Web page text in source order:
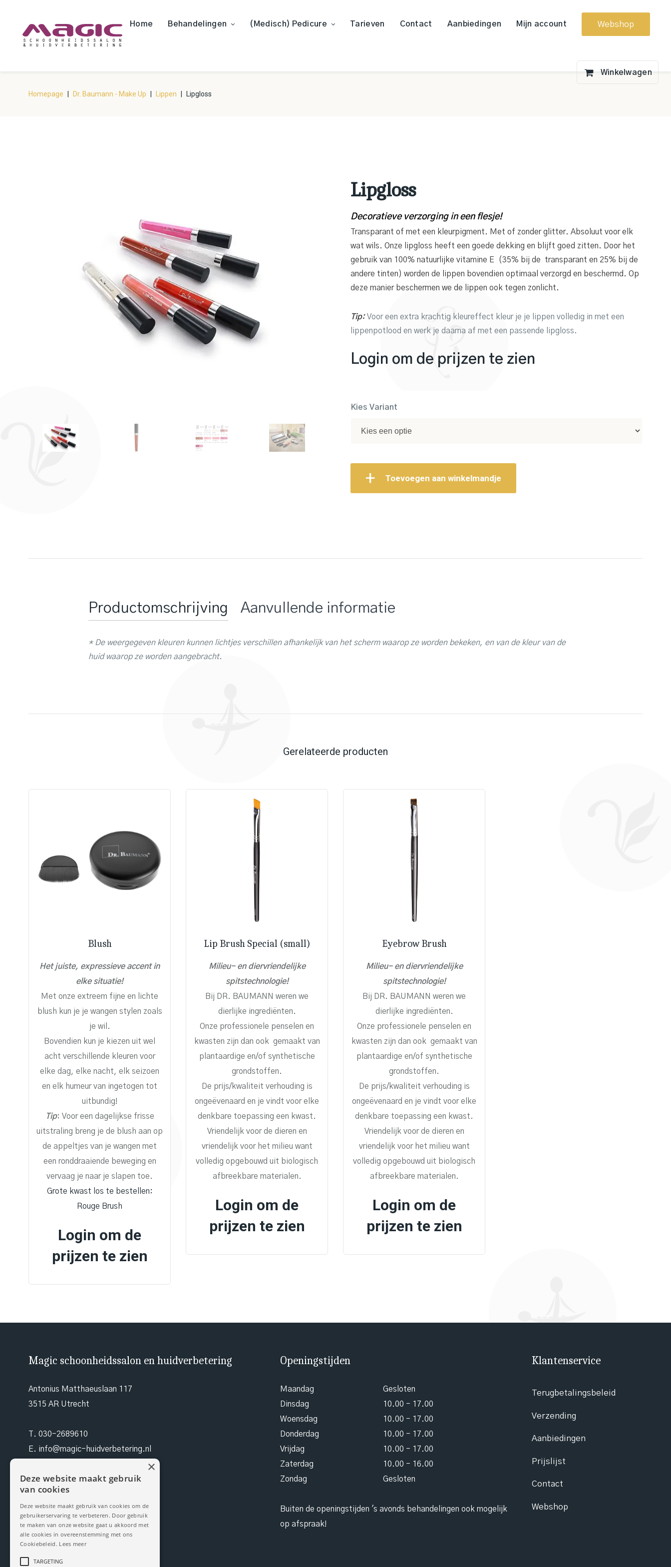
Home Behandelingen (Medisch) Pedicure Tarieven Contact Aanbiedingen Mijn account Webshop
Homepage Dr. Baumann - Make Up Lippen Lipgloss
Lipgloss
Decoratieve verzorging in een flesje!
Transparant of met een kleurpigment. Met of zonder glitter. Absoluut voor elk
wat wils. Onze lipgloss heeft een goede dekking en blijft goed zitten. Door het
gebruik van 100% natuurlijke vitamine E (35% bij de transparant en 25% bij de
andere tinten) worden de lippen bovendien optimaal verzorgd en beschermd. Op
deze manier beschermen we de lippen ook tegen zonlicht.
Tip: Voor een extra krachtig kleureffect kleur je je lippen volledig in met een
lippenpotlood en werk je daarna af met een passende lipgloss.
Login om de prijzen te zien
Kies Variant
Toevoegen aan winkelmandje
Productomschrijving Aanvullende informatie
* De weergegeven kleuren kunnen lichtjes verschillen afhankelijk van het scherm waarop ze worden bekeken, en van de kleur van de
huid waarop ze worden aangebracht.
Gerelateerde producten
Blush
Het juiste, expressieve accent in
elke situatie!
Met onze extreem fijne en lichte
blush kun je je wangen stylen zoals
je wil.
Bovendien kun je kiezen uit wel
acht verschillende kleuren voor
elke dag, elke nacht, elk seizoen
en elk humeur van ingetogen tot
uitbundig!
Tip: Voor een dagelijkse frisse
uitstraling breng je de blush aan op
de appeltjes van je wangen met
een ronddraaiende beweging en
vervaag je naar je slapen toe.
Grote kwast los te bestellen:
Rouge Brush
Login om de
prijzen te zien
Lip Brush Special (small)
Milieu- en diervriendelijke
spitstechnologie!
Bij DR. BAUMANN weren we
dierlijke ingrediënten.
Onze professionele penselen en
kwasten zijn dan ook gemaakt van
plantaardige en/of synthetische
grondstoffen.
De prijs/kwaliteit verhouding is
ongeëvenaard en je vindt voor elke
denkbare toepassing een kwast.
Vriendelijk voor de dieren en
vriendelijk voor het milieu want
volledig opgebouwd uit biologisch
afbreekbare materialen.
Login om de
prijzen te zien
Eyebrow Brush
Milieu- en diervriendelijke
spitstechnologie!
Bij DR. BAUMANN weren we
dierlijke ingrediënten.
Onze professionele penselen en
kwasten zijn dan ook gemaakt van
plantaardige en/of synthetische
grondstoffen.
De prijs/kwaliteit verhouding is
ongeëvenaard en je vindt voor elke
denkbare toepassing een kwast.
Vriendelijk voor de dieren en
vriendelijk voor het milieu want
volledig opgebouwd uit biologisch
afbreekbare materialen.
Login om de
prijzen te zien
Magic schoonheidssalon en huidverbetering
Antonius Matthaeuslaan 117
3515 AR Utrecht
T. 030-2689610
E. info@magic-huidverbetering.nl
KvK. 96490942
BTW NL 171199959B03
Openingstijden
Maandag
Gesloten
Dinsdag
10.00 - 17.00
Woensdag
10.00 - 17.00
Donderdag
10.00 - 17.00
Vrijdag
10.00 - 17.00
Zaterdag
10.00 - 16.00
Zondag
Gesloten
Buiten de openingstijden 's avonds behandelingen ook mogelijk
op afspraak!
Klantenservice
Terugbetalingsbeleid
Verzending
Aanbiedingen
Prijslijst
Contact
Webshop
Deze website maakt gebruik
van cookies
Deze website maakt gebruik van cookies om de
gebruikerservaring te verbeteren. Door gebruik
te maken van onze website gaat u akkoord met
alle cookies in overeenstemming met ons
Cookiebeleid. Lees meer
TARGETING
×